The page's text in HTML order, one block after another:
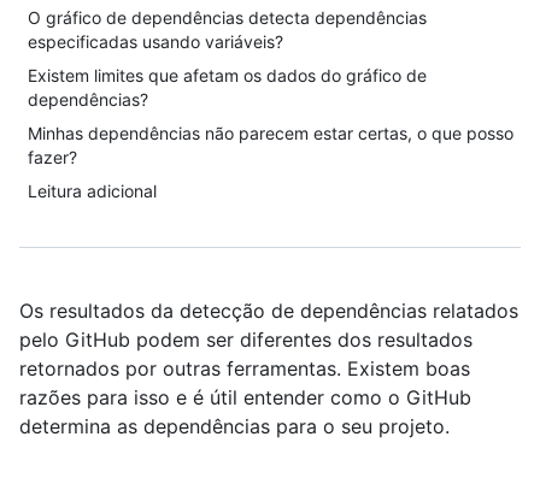
O gráfico de dependências detecta dependências
especificadas usando variáveis?
Existem limites que afetam os dados do gráfico de
dependências?
Minhas dependências não parecem estar certas, o que posso
fazer?
Leitura adicional
Os resultados da detecção de dependências relatados
pelo GitHub podem ser diferentes dos resultados
retornados por outras ferramentas. Existem boas
razões para isso e é útil entender como o GitHub
determina as dependências para o seu projeto.